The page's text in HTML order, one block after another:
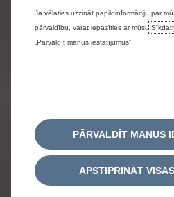
Ja vēlaties uzzināt papildinformāciju par
pārvaldību, varat iepazīties ar mūsu
„Pārvaldīt manus iestatījumus”.
PĀRVALDĪT MANUS
APSTIPRINĀT